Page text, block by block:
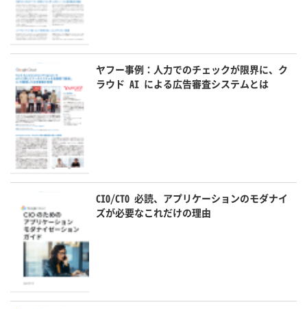
ヤフー事例：人力でのチェックが限界に、ク
ラウド AI による広告審査システムとは
CIO/CTO 必読、アプリケーションのモダナイ
ズが必要なこれだけの理由